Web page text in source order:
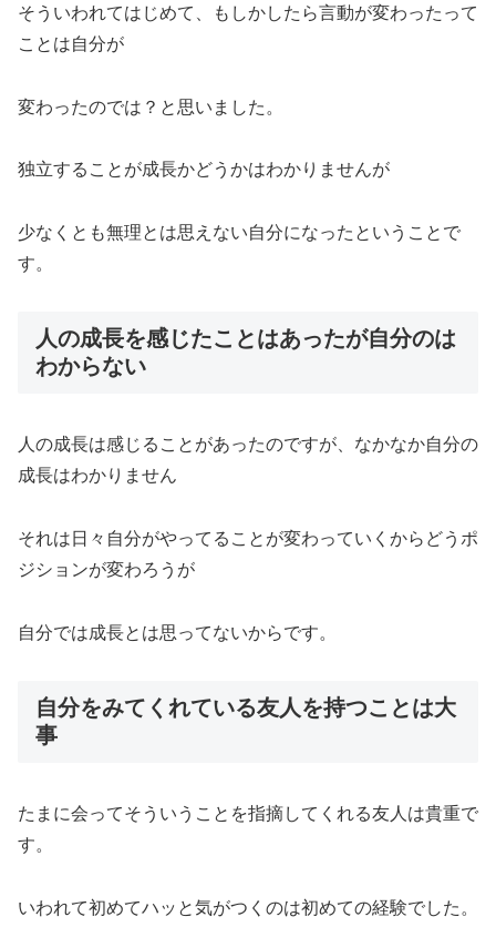
そういわれてはじめて、もしかしたら言動が変わったって
ことは自分が
変わったのでは？と思いました。
独立することが成長かどうかはわかりませんが
少なくとも無理とは思えない自分になったということで
す。
人の成長を感じたことはあったが自分のは
わからない
人の成長は感じることがあったのですが、なかなか自分の
成長はわかりません
それは日々自分がやってることが変わっていくからどうポ
ジションが変わろうが
自分では成長とは思ってないからです。
自分をみてくれている友人を持つことは大
事
たまに会ってそういうことを指摘してくれる友人は貴重で
す。
いわれて初めてハッと気がつくのは初めての経験でした。